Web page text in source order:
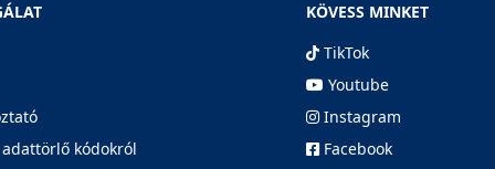
kódokról
KÖVESS MINKET
TikTok
Youtube
Instagram
Facebook